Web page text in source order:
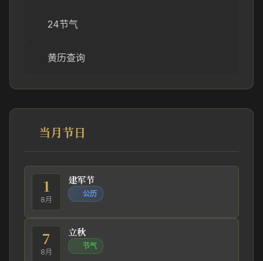
24节气
黄历查询
当月节日
1
8月
建军节
公历
7
8月
立秋
节气